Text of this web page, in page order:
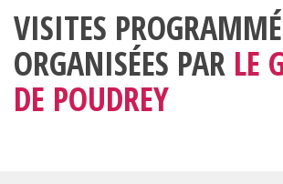
VISITES
ORGANISÉES PAR LE
DE POUDREY